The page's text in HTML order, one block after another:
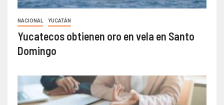
NACIONAL YUCATÁN
Yucatecos obtienen oro en vela en Santo
Domingo